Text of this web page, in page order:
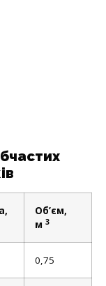
Об’єм,
м 3
0,75